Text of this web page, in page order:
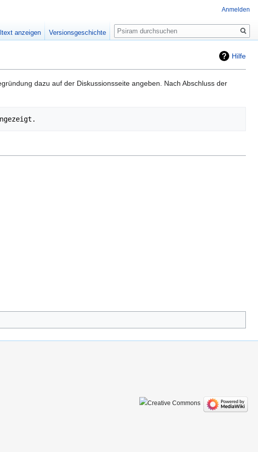
Hilfe
dazu auf der Diskussionsseite angeben. Nach Abschluss der
Anmelden
anzeigen Versionsgeschichte
Suche